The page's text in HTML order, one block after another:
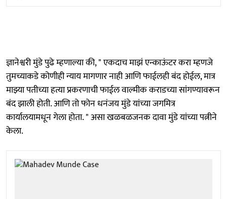
ज्ञानेश्वरी मुंडे पुढे म्हणाल्या की, " एकदाच माझं एन्काऊंटर करा म्हणजे
तुमच्याकडे कोणीही न्याय मागणार नाही आणि फाईलही बंद होईल, मात्र
माझ्या पतीच्या हत्या प्रकरणाची फाईल वाल्मीक कराडच्या सांगण्यावरून
बंद झाली होती. आणि तो फोन धनंजय मुंडे यांच्या जगमित्र
कार्यालयामधून गेला होता. " असा खळबळजनक दावा मुंडे यांच्या पत्नीने
केला.